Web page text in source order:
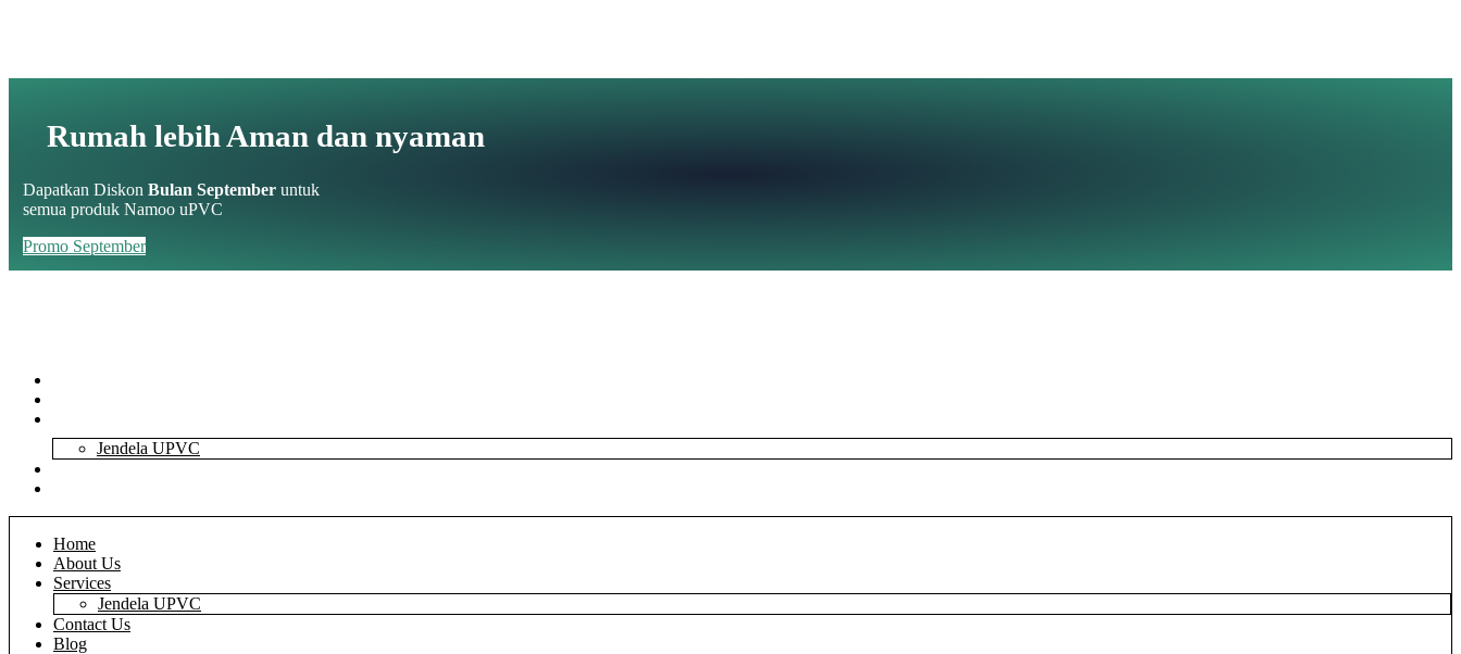
Rumah lebih Aman dan nyaman
Dapatkan Diskon Bulan September untuk
semua produk Namoo uPVC
Promo September
Jendela UPVC
Home
About Us
Services
Jendela UPVC
Contact Us
Blog